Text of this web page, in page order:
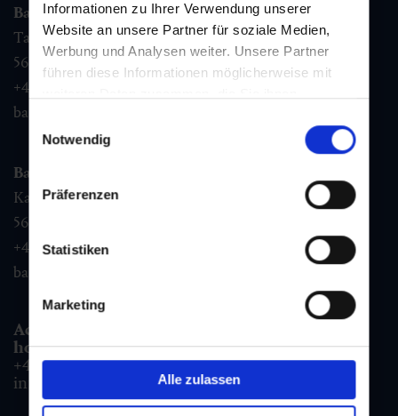
Informationen zu Ihrer Verwendung unserer
Website an unsere Partner für soziale Medien,
Werbung und Analysen weiter. Unsere Partner
führen diese Informationen möglicherweise mit
Nutzung der Dienste gesammelt haben.
Notwendig
Präferenzen
Statistiken
Marketing
Alle zulassen
Bad Hofgastein
Tauernplatz 1,
5630
Bad Hofgastein
+43 6432 3393 260
badhofgastein@gastein.com
Bad Gastein
Kaiser Franz Josefstr. 27,
5640
+43 6432 3393 560
badgastein@gastein.com
Accommodation information & Booking
hotline:
+43 6432 3393 990
info@gastein.com